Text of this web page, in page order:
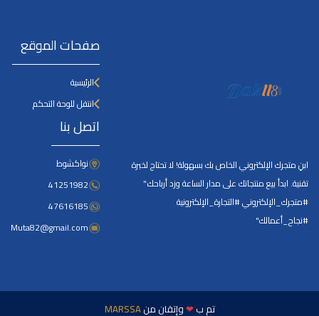
ابنِ متجرك الإلكتروني الخاص بك بسهولة! لا تحتاج لخبرة
تقنية. ابدأ بيع منتجاتك على مدار الساعة وزد أرباحك."
#متجرك_الإلكتروني #التجارة_الإلكترونية
#نجاح_أعمالك"
صفحات الموقع
الرئيسية
انتقل للوحة التحكم
اتصل بنا
نواكشوط
41251982
47616185
Muta82@gmail.com
تم ب ❤وإتقان منMARSSA